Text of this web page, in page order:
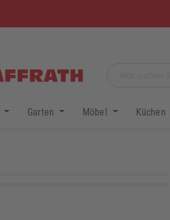
Garten Möbel Küchen